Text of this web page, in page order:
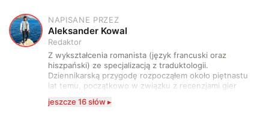
A
NAPISANE PRZEZ
Aleksander Kowal
Redaktor
Z wykształcenia romanista (język francuski oraz
hiszpański) ze specjalizacją z traduktologii.
Dziennikarską przygodę rozpocząłem około piętnastu
lat temu, początkowo w związku z recenzjami gier
zdecydowanie częściej na tematy związane z nauką
jeszcze 16 słów ▸